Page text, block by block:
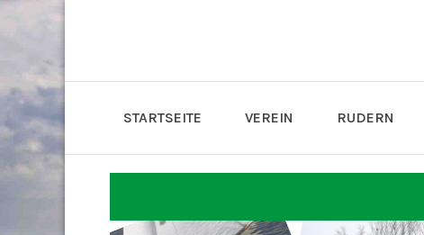
STARTSEITE VEREIN RUDERN